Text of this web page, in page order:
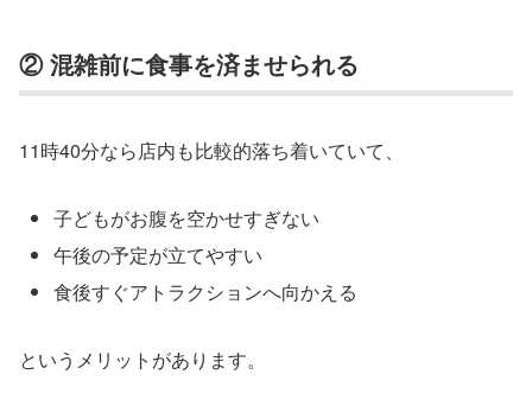
② 混雑前に食事を済ませられる
11時40分なら店内も比較的落ち着いていて、
子どもがお腹を空かせすぎない
午後の予定が立てやすい
食後すぐアトラクションへ向かえる
というメリットがあります。